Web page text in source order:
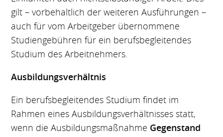
gilt – vorbehaltlich der weiteren Ausführungen –
auch für vom Arbeitgeber übernommene
Studiengebühren für ein berufsbegleitendes
Studium des Arbeitnehmers.
Ausbildungsverhältnis
Ein berufsbegleitendes Studium findet im
Rahmen eines Ausbildungsverhältnisses statt,
wenn die Ausbildungsmaßnahme Gegenstand